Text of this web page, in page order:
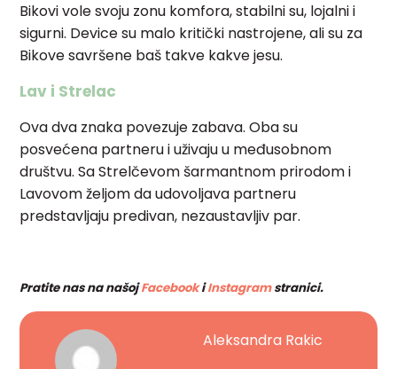
Bikovi vole svoju zonu komfora, stabilni su, lojalni i
sigurni. Device su malo kritički nastrojene, ali su za
Bikove savršene baš takve kakve jesu.
Lav i Strelac
Ova dva znaka povezuje zabava. Oba su
posvećena partneru i uživaju u međusobnom
društvu. Sa Strelčevom šarmantnom prirodom i
Lavovom željom da udovoljava partneru
predstavljaju predivan, nezaustavljiv par.
Pratite nas na našojFacebookiInstagramstranici.
Aleksandra Rakic